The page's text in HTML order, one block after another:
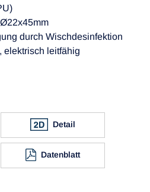
durch Wischdesinfektion
elektrisch leitfähig
Detail
Datenblatt